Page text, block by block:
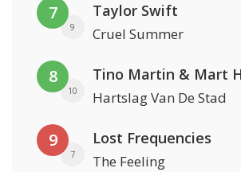
7
9
Taylor Swift
Cruel Summer
8
10
Tino Martin & Mart
Hartslag Van De Stad
9
7
Lost Frequencies
The Feeling